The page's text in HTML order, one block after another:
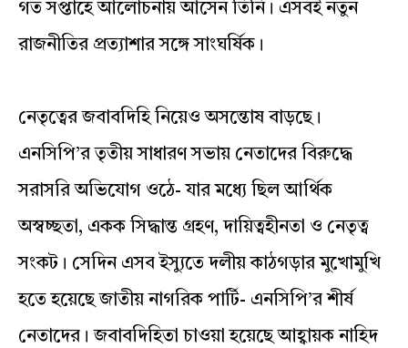
গত সপ্তাহে আলোচনায় আসেন তিনি। এসবই নতুন
রাজনীতির প্রত্যাশার সঙ্গে সাংঘর্ষিক।
নেতৃত্বের জবাবদিহি নিয়েও অসন্তোষ বাড়ছে।
এনসিপি’র তৃতীয় সাধারণ সভায় নেতাদের বিরুদ্ধে
সরাসরি অভিযোগ ওঠে- যার মধ্যে ছিল আর্থিক
অস্বচ্ছতা, একক সিদ্ধান্ত গ্রহণ, দায়িত্বহীনতা ও নেতৃত্ব
সংকট। সেদিন এসব ইস্যুতে দলীয় কাঠগড়ার মুখোমুখি
হতে হয়েছে জাতীয় নাগরিক পার্টি- এনসিপি’র শীর্ষ
নেতাদের। জবাবদিহিতা চাওয়া হয়েছে আহ্বায়ক নাহিদ